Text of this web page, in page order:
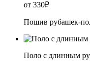
от 330₽
Пошив рубашек-
Поло с длинным